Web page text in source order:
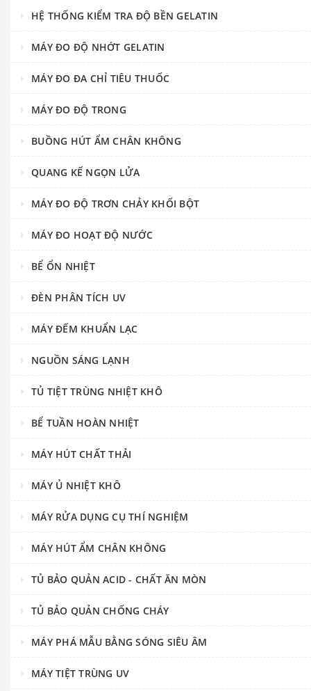
HỆ THỐNG KIỂM TRA ĐỘ BỀN GELATIN
MÁY ĐO ĐỘ NHỚT GELATIN
MÁY ĐO ĐA CHỈ TIÊU THUỐC
MÁY ĐO ĐỘ TRONG
BUỒNG HÚT ẨM CHÂN KHÔNG
QUANG KẾ NGỌN LỬA
MÁY ĐO ĐỘ TRƠN CHẢY KHỐI BỘT
MÁY ĐO HOẠT ĐỘ NƯỚC
BỂ ỔN NHIỆT
ĐÈN PHÂN TÍCH UV
MÁY ĐẾM KHUẨN LẠC
NGUỒN SÁNG LẠNH
TỦ TIỆT TRÙNG NHIỆT KHÔ
BỂ TUẦN HOÀN NHIỆT
MÁY HÚT CHẤT THẢI
MÁY Ủ NHIỆT KHÔ
MÁY RỬA DỤNG CỤ THÍ NGHIỆM
MÁY HÚT ẨM CHÂN KHÔNG
TỦ BẢO QUẢN ACID - CHẤT ĂN MÒN
TỦ BẢO QUẢN CHỐNG CHÁY
MÁY PHÁ MẪU BẰNG SÓNG SIÊU ÂM
MÁY TIỆT TRÙNG UV